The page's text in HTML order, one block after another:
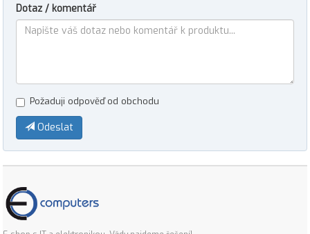
Dotaz / komentář
Požaduji odpověď od obchodu
Odeslat